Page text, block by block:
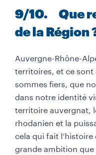
9/10. Que
de la Région
Auvergne-Rhône-
territoires, et ce
sommes fiers, que
dans notre identité
territoire auvergnat,
rhodanien et la
cela qui fait
grande ambition